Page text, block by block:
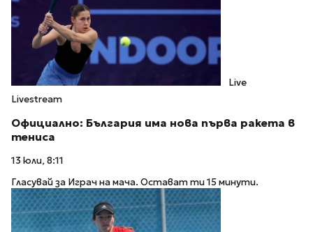
Live
Livestream
Официално: България има нова първа ракета в
тениса
13 юли, 8:11
Гласувай за Играч на мача. Остават ти 15 минути.